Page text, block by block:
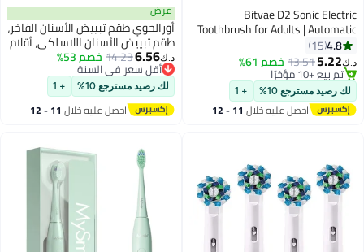
Bitvae D2 Sonic Electric
Toothbrush for Adults | Automatic
Toothbrush Electric | 5 Cleaning
Modes | 8 Toothbrush Heads |
Travel Toothbrush with Case |
Electric Brush for Deep Cleaning
4.8
15
د.ك‏5.22
13.51خصم 61%
تم بيع +10 مؤخرًا
تم بيع +10 مؤخرًا
لك رصيد مسترجع 10% + 1
احصل عليه خلال 11 - 12
عرض
أورالحوي طقم تبييض الأسنان الفاخر،
طقم تبييض الأسنان اللاسلكي، أقلام
جل التبييض الاحترافية، شرائط طقم
الأسنان، مع 32 ضوء LED مزدوج
أقلام جل لتبييض الأسنان، تبييض
بدرجة طبية في المنزل
د.ك‏6.56
14.23خصم 53%
أقل سعر في السنة
أقل سعر في السنة
لك رصيد مسترجع 10% + 1
احصل عليه خلال 11 - 12